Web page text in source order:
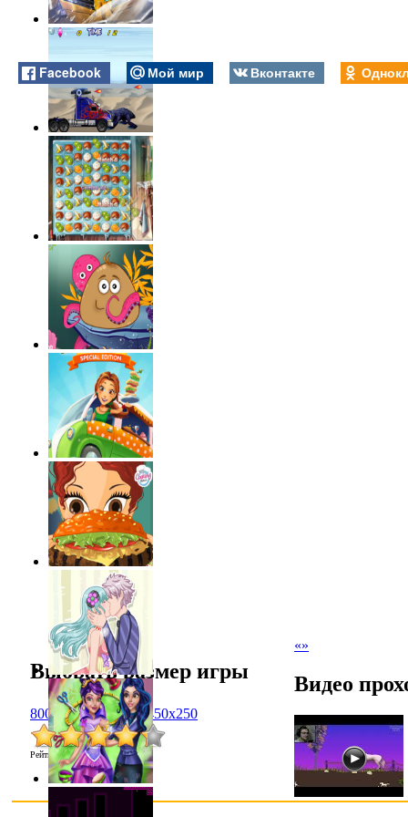
Facebook Мой мир Вконтакте
«»
Выбрать размер игры
800x600 1024x768 450x250
Рейтинг :4.3/7
Видео